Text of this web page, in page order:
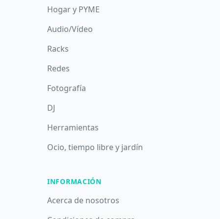
Hogar y PYME
Audio/Vídeo
Racks
Redes
Fotografía
DJ
Herramientas
Ocio, tiempo libre y jardín
INFORMACIÓN
Acerca de nosotros